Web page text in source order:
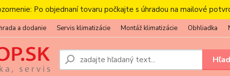
Po objednaní tovaru počkajte s úhradou na mailové
a dodanie Servis klimatizácie Montáž klimatizácie Obhliadka